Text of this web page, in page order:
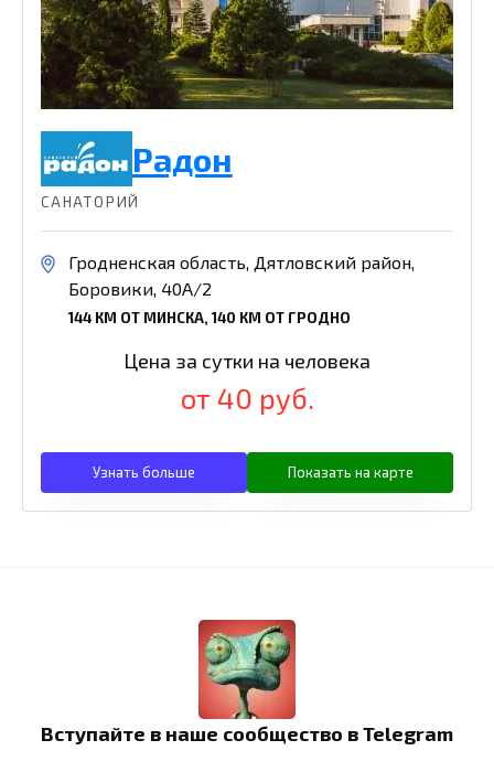
Радон
САНАТОРИЙ
Гродненская область, Дятловский район,
Боровики, 40А/2
144 КМ ОТ МИНСКА, 140 КМ ОТ ГРОДНО
Цена за сутки на человека
от 40 руб.
Узнать больше Показать на карте
Вступайте в наше сообщество в Telegram